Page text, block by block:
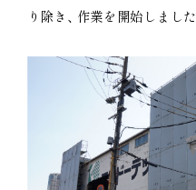
り除き 、 作業を開始しました